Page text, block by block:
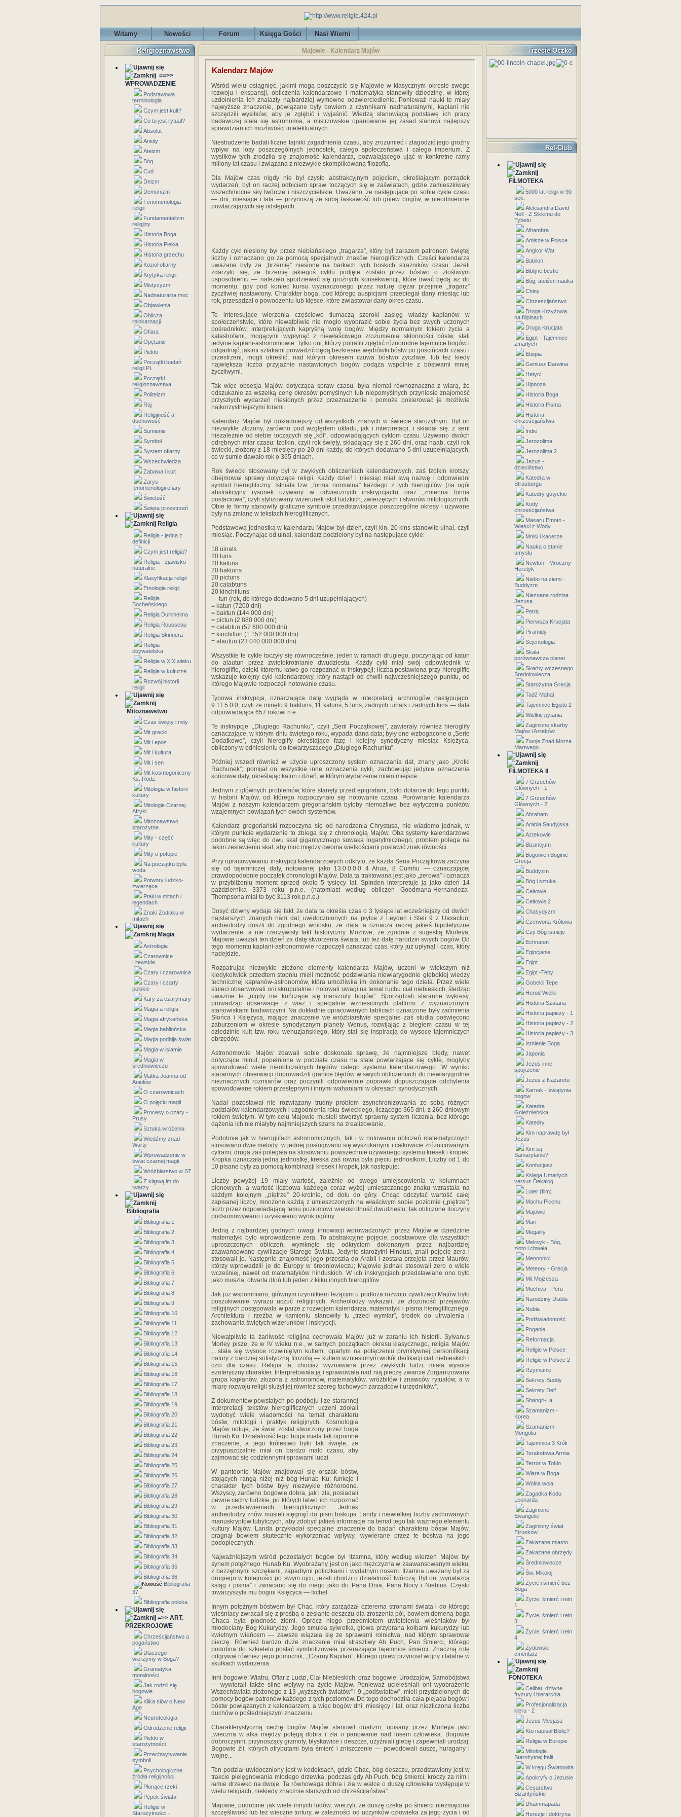
Witamy Nowości Forum Księga Gości Nasi Wierni
Religioznawstwo
==>>
WPROWADZENIE
Podstawowa
terminologia
Czym jest kult?
Co to jest rytuał?
Absolut
Anioły
Ateizm
Bóg
Cud
Deizm
Demonizm
Fenomenologia
religii
Fundamentalizm
religijny
Historia Boga
Historia Piekła
Historia grzechu
Kozioł ofiarny
Krytyka religii
Mistycyzm
Nadnaturalna moc
Objawienia
Oblicza
reinkarnacji
Ofiara
Opętanie
Piekło
Początki badań
religii PL
Początki
religioznawstwa
Politeizm
Raj
Religijność a
duchowość
Sumienie
Symbol
System ofiarny
Wszechwiedza
Zabawa i kult
Zarys
fenomenologii ofiary
Świetość
Święta przestrzeń
Religia
Religia - jedna z
definicji
Czym jest religia?
Religia - zjawisko
naturalne
Klasyfikacja religii
Etnologia religii
Religia
Bocheńskiego
Religia Durkheima
Religia Rousseau
Religia Skinnera
Religia
obywatelska
Religia w XIX wieku
Religia w kulturze
Rozwój historii
religii
Mitoznawstwo
Czas święty i mity
Mit grecki
Mit i epos
Mit i kultura
Mit i sen
Mit kosmogoniczny
Ks. Rodz.
Mitologia w historii
kultury
Mitologie Czarnej
Afryki
Mitoznawstwo
starożytne
Mity - część
kultury
Mity o potopie
Na początku była
woda
Potwory ludzko-
zwierzęce
Ptaki w mitach i
legendach
Znaki Zodiaku w
mitach
Magia
Astrologia
Czarownice
Litewskie
Czary i czarownice
Czary i czarty
polskie
Kary za czarymary
Magia a religia
Magia afrykańska
Magia babilońska
Magia podbija świat
Magia w islamie
Magia w
średniowieczu
Matka Joanna od
Aniołów
O czarownicach
O pojęciu magii
Procesy o czary -
Prusy
Sztuka wróżenia
Wiedźmy znad
Warty
Wprowadzenie w
świat czarnej magii
Wróżbiarstwo w ST
Z klątwą im do
twarzy
Bibliografia
Bibliografia 1
Bibliografia 2
Bibliografia 3
Bibliografia 4
Bibliografia 5
Bibliografia 6
Bibliografia 7
Bibliografia 8
Bibliografia 9
Bibliografia 10
Bibliografia 11
Bibliografia 12
Bibliografia 13
Bibliografia 14
Bibliografia 15
Bibliografia 16
Bibliografia 17
Bibliografia 18
Bibliografia 19
Bibliografia 20
Bibliografia 21
Bibliografia 22
Bibliografia 23
Bibliografia 24
Bibliografia 25
Bibliografia 26
Bibliografia 27
Bibliografia 28
Bibliografia 29
Bibliografia 30
Bibliografia 31
Bibliografia 32
Bibliografia 33
Bibliografia 34
Bibliografia 35
Bibliografia 36
Bibliografia
37
Bibliografia polska
=>> ART.
PRZEKROJOWE
Chrześcijaństwo a
pogaństwo
Dlaczego
wierzymy w Boga?
Gramatyka
moralności
Jak rodzili się
bogowie
Kilka słów o New
Age
Neuroteologia
Odrodzenie religii
Piekło w
starożytności
Przechwytywanie
symboli
Psychologiczne
źródła religijności
Płonące rzeki
Pępek świata
Religie w
Starożytności -
Majowie - Kalendarz Majów
Kalendarz Majów
Wśród wielu osiągnięć, jakimi mogą poszczycić się Majowie w klasycznym okresie swego
rozwoju i ekspansji, obliczenia kalendarzowe i matematyka stanowiły dziedzinę, w której
uzdolnienia ich znalazły najbardziej wymowne odzwierciedlenie. Ponieważ nauki te miały
najwyższe znaczenie, powiązane były bowiem z czynnikami nadnaturalnymi, kapłani nie
szczędzili wysiłków, aby je zgłębić i wyjaśnić. Wiedzą stanowiącą podstawę ich pracy
badawczej stała się astronomia, a mistrzowskie opanowanie jej zasad stanowi najlepszy
sprawdzian ich możliwości intelektualnych.
Niestrudzenie badali liczne tajniki zagadnienia czasu, aby zrozumieć i złagodzić jego groźny
wpływ na losy poszczególnych jednostek, całego społeczeństwa i całego imperium. Z
wysiłków tych zrodziła się znajomość kalendarza, pozwalającego ująć w konkretne ramy
miliony lat czasu i związana z niezwykle skomplikowaną filozofią.
Dla Majów czas nigdy nie był czysto abstrakcyjnym pojęciem, określającym porządek
wydarzeń; był on raczej odbiciem spraw toczących się w zaświatach, gdzie zamieszkiwały
wszechmocne siły twórcze i niszczycielskie. Uważano, że następujące po sobie cykle czasu
— dni, miesiące i lata — przynoszą ze sobą łaskawość lub gniew bogów, w nieodmiennie
powtarzających się odstępach.
Każdy cykl niesiony był przez niebiańskiego „tragarza”, który był zarazem patronem świętej
liczby i oznaczano go za pomocą specjalnych znaków hieroglificznych. Części kalendarza
uważane były za „brzemię” niesione na barkach tych boskich strażników czasu. Jeżeli
zdarzyło się, że brzemię jakiegoś cyklu podjęte zostało przez bóstwo o złośliwym
usposobieniu — należało spodziewać się groźnych konsekwencji, które trwać będą aż do
momentu, gdy pod koniec kursu wyznaczonego przez naturę ciężar przejmie „tragarz”
życzliwiej nastawiony. Charakter boga, pod którego auspicjami przebiegał dany miesiąc lub
rok, przesądzał o powodzeniu lub klęsce, które zwiastował dany okres czasu.
Te interesujące wierzenia częściowo tłumaczą szeroki zasięg władzy kapłanów w
społeczeństwie, które niewątpliwie nie mogło wyobrazić sobie życia bez swych uczonych
pośredników, interpretujących kapryśną wolę bogów. Między normalnym tokiem życia a
katastrofami, mogącymi wypłynąć z niewłaściwego zrozumienia skłonności bóstw, stali
jedynie kapłani-astronomowie. Tylko oni, którzy potrafili zgłębić różnorodne tajemnice bogów i
odgadnąć, jakimi szlakami prowadzić będą bezkresne wędrówki bóstw po gościńcach czasu i
przestrzeni, mogli określić, nad którym okresem czuwa bóstwo życzliwe, lub też kiedy
największa liczba przyjaźnie nastawionych bogów podąża wspólnie z bóstwami mniej
życzliwymi.
Tak więc obsesja Majów, dotycząca spraw czasu, była niemal równoznaczna z wiarą, że
odszukanie za wszelką cenę okresów pomyślnych lub niepomyślnych przyniesie znajomość
przyszłych wydarzeń niesionych przez przeznaczenie i pomoże pokierować je możliwie
najkorzystniejszymi torami.
Kalendarz Majów był dokładniejszy od wszystkich znanych w świecie starożytnym. Był on
niezwykle złożony, zarówno pod względem układu, jak i interpretacji, i składał się. z serii
niezależnie od siebie toczących się „kół”, odpowiadających cyklom czasu. Używano dwóch
odrębnych miar czasu: tzolkin, czyli rok święty, składający się z 260 dni, oraz haab, czyli rok
świecki, złożony z 18 miesięcy po 20 dni każdy, do których dodawano 5 dni uzupełniających,
co w sumie dawało rok o 365 dniach.
Rok świecki stosowany był w zwykłych obliczeniach kalendarzowych, zaś tzolkin krotszy,
obejmował sprawy dotyczące religii. Każdy dzień i miesiąc miał swą nazwę i odpowiedni
symbol hieroglificzny. Istniała tzw. „forma normalna” każdego z tych hieroglifów (na ogół
abstrakcyjny rysunek używany w odwiecznych inskrypcjach) oraz „zmienna forma
postaciowa”, czyli stylizowany wizerunek istot ludzkich, zwierzęcych i stworów mitologicznych.
Obie te formy stanowiły graficzne symbole przedstawiające poszczególne okresy i używane
były na zmianę w tekstach hieroglificznych.
Podstawową jednostką w kalendarzu Majów był dzień, czyli kin. 20 kins stanowiło uinal, czyli
miesiąc. Poczynając od uinal, kalendarz podzielony był na następujące cykle:
18 uinals
20 tuns
20 katuns
20 baktuns
20 pictuns
20 calabtuns
20 kinchiltuns
— tun (rok, do którego dodawano 5 dni uzupełniających)
= katun (7200 dni)
= baktun (144 000 dni)
= pictun (2 880 000 dni)
= calabtun (57 600 000 dni)
= kinchiltun (1 152 000 000 dni)
= alautun (23 040 000 000 dni)
Wszystkie te cykle toczyły się równocześnie, jeden w ramach drugiego, poczynając od katun
do alautun przez zwielokrotnianie dwudziestu. Każdy cykl miał swój odpowiednik w
hieroglifie, dzięki któremu łatwo go rozpoznać w inskrypcji; liczba postawiona przy hieroglifie
wskazuje kolejny cykl kalendarzowy, który nastąpił od chwili najwcześniejszego punktu, od
którego Majowie rozpoczęli notowanie czasu.
Typowa inskrypcja, oznaczająca datę wygląda w interpretacji archologów następująco:
9.11.5.0.0, czyli że minęło 9 baktuns, 11 katuns, 5 tuns, żadnych uinals i żadnych kins — data
odpowiadająca 657 rokowi n.e.
Te inskrypcje ,,Długiego Rachunku”, czyli „Serii Początkowej”, zawierały również hieroglify
oznaczające, w którym dniu świętego roku, wypada dana data; były one wzbogacone o „Serie
Dodatkowe”, czyli hieroglify określające fazę i kolejny synodyczny miesiąc Księżyca,
obliczony w odniesieniu do towarzyszącego „Długiego Rachunku”.
Później wszedł również w użycie uproszczony system oznaczania dat, znany jako „Krotki
Rachunek”; pomijał on wszystkie inne oznaczenia cykli, zachowując jedynie oznaczenia
końcowe daty, określając katun i dzień, w którym wydarzenie miało miejsce.
Jednym z głównych problemów, które stanęły przed epigrafami, było dotarcie do tego punktu
w historii Majów, od którego rozpoczynało się notowanie czasu. Porównanie kalendarza
Majów z naszym kalendarzem gregoriańskim byłoby niemożliwe bez wytyczenia punktów
wzajemnych powiązań tych dwóch systemów.
Kalendarz gregoriański rozpoczyna się od narodzenia Chrystusa, nie wiadomo jednak, w
którym punkcie wydarzenie to zbiega się z chronologią Majów. Oba systemy kalendarzowe
podobne są więc do dwu skal gigantycznego suwaka logarytmicznego; problem polega na
takim zestawieniu skal, aby moc między dwoma wielkościami postawić znak równości.
Przy opracowywaniu inskrypcji kalendarzowych odkryto, że każda Seria Początkowa zaczyna
się od tajemniczej daty, notowanej jako 13.0.0.0.0 4 Ahua, 8 Cumhu — oznaczającej
prawdopodobnie początek chronologii Majów. Data ta traktowana jest jako „zerowa” i oznacza
w przybliżeniu moment sprzed około 5 tysięcy lat. Spinden interpretuje ją jako dzień 14
października 3373 roku p.n.e. (natomiast według obliczeń Goodmana-Hernandeza-
Thompsona miał to być 3113 rok p.n.e.).
Dosyć dziwny wydaje się fakt, że data ta określa czas o 3 tysiące lat wcześniejszy od dwóch
najstarszych znanych nam dat, uwidocznionych na płytce z Leyden i Steli 9 z Uaxactun;
archeolodzy doszli do zgodnego wniosku, że data ta oznacza raczej jakieś hipotetyczne
wydarzenie, a nie rzeczywisty fakt historyczny. Możliwe, że zgodnie z sugestią Morleya,
Majowie uważali ten dzień za datę stworzenia świata, lub też datę narodzin swych bogów. Od
tego momentu kapłani-astronomowie rozpoczęli oznaczać czas, który już upłynął i czas, który
nadejdzie.
Rozpatrując niezwykle złożone elementy kalendarza Majów, uczeni w większym niż
kiedykolwiek przedtem stopniu mieli możność podziwiania niewiarygodnie głębokiej wiedzy
technicznej kapłanów-astronomów, która umożliwiła im dokonanie tego dzieła. Przez wiele
stuleci obserwowali oni skrupulatnie i notowali uwagi na temat ruchu ciał niebieskich, śledząc
uważnie te „nigdy nie kończące się marszruty bogów”. Sporządzali staranne wykresy,
prowadząc obserwacje z wież i specjalnie wzniesionych platform z wyznaczonymi
stanowiskami badawczymi. Na dokładnie opracowanych tablicach oznaczone były zaćmienia
Słońca i Księżyca, mające znaczenie we wróżbiarstwie specjalne zaś studia poświęcono
zaburzeniom w okresie synodycznym planety Wenus, rozwijając z biegiem czasu w tej
dziedzinie kult tzw. roku wenuzjańskiego, który stał się inspiracją do wysoce tajemniczych
obrzędów.
Astronomowie Majów zdawali sobie doskonale sprawę, że najmniejsze błędy, nawet
dotyczące minut, popełnione w podziale czasu na stale powtarzające się cykle, mogłyby
spowodować wiele nieobliczalnych błędów całego systemu kalendarzowego. W wyniku
starannych obserwacji doprowadzili granice błędów w swych obliczeniach do niewiarygodnie
nieznacznych rozmiarów oraz poczynili odpowiednie poprawki dopuszczające odchylenia
spowodowane rokiem przestępnym i innymi wahaniami w okresach synodycznych.
Nadal pozostawał nie rozwiązany trudny problem zsynchronizowania ze sobą różnych
podziałów kalendarzowych i uzgodnienia roku świeckiego, liczącego 365 dni, z 260-dniowym
rokiem świętym. W tym celu Majowie musieli stworzyć sprawny system liczenia, bez którego
dążenia ich nie miałyby najmniejszych szans na zrealizowanie.
Podobnie jak w hieroglifach astronomicznych, tak i w notowaniu obliczeń matematycznych
stosowano dwie metody: w jednej posługiwano się wyszukanymi i całkowicie zróżnicowanymi
cyframi, druga zaś polegała na stosowaniu powszechnie używanego systemu kresek i kropek.
Kropka oznaczała jedną jednostkę, kreska zaś rowna była pięciu jednostkom. Liczby od 1 do
10 pisane były za pomocą kombinacji kresek i kropek, jak następuje:
Liczby powyżej 19 miały wartość, zależnie od swego umiejscowienia w kolumnach
pionowych, a wartość liczbowa każdego coraz wyżej umieszczanego znaku wzrastała na
każdym kolejnym ,,piętrze” 20-krotnie, od dołu do góry. Chcąc odczytać wartość całej
zapisanej liczby, mnożono każdą z umieszczonych na właściwym sobie poziomie („piętrze”)
liczb przez odpowiadającą temu poziomowi wielokrotność dwudziestu; tak obliczone iloczyny
podsumowywano i uzyskiwano wynik ogólny.
Jedną z najbardziej godnych uwagi innowacji wprowadzonych przez Majów w dziedzinie
matematyki było wprowadzenie zera. To abstrakcyjne pojęcie, podstawowe dla wszystkich
uproszczonych obliczeń, wymknęło się odkryciom dokonanym przez najbardziej
zaawansowane cywilizacje Starego Świata. Jedynie starożytni Hindusi, znali pojęcie zera i
stosowali je. Następnie znajomość jego przeszła do Arabii i została przejęta przez Maurów,
którzy wprowadzili je do Europy w średniowieczu; Majowie jednak stosowali zero o wiele
wcześniej, nawet od matematyków hinduskich. W ich inskrypcjach przedstawiane ono było
jako muszla, otwarta dłoń lub jeden z kilku innych hieroglifów.
Jak już wspomniano, głównym czynnikiem leżącym u podłoża rozwoju cywilizacji Majów było
poszukiwanie wyrazu uczuć religijnych. Archeolodzy wykazali, że złożoność przejawów
religijnych postępowała w parze z rozwojem kalendarza, matematyki i pisma hieroglificznego.
Architektura i rzeźba w kamieniu stanowiły tu „trzeci wymiar”, środek do utrwalenia i
zachowania świętych wizerunków i inskrypcji.
Niewątpliwie ta żarliwość religijna cechowała Majów już w zaraniu ich historii. Sylvanus
Morley pisze, że w IV wieku n.e., w samych początkach okresu klasycznego, religia Majów
„...stała się wysoce rozwiniętym kultem, opartym na połączeniu prymitywnej personifikacji
natury z bardziej sofistyczną filozofią — kultem wzniesionym wokół deifikacji ciał niebieskich i
czci dla czasu. Religia ta, chociaż wyznawana przez zwykłych ludzi, miała wysoce
ezoteryczny charakter. Interpretowała ją i sprawowała nad nią pieczę zwarcie Zorganizowana
grupa kapłanów, złożona z astronomów, matematyków, wróżbitów i znawców rytuałów, a w
miarę rozwoju religii służył jej również szereg fachowych zarządców i urzędników”.
Z dokumentów powstałych po podboju i ze starannej
interpretacji tekstów hieroglificznych uczeni zdołali
wydobyć wiele wiadomości na temat charakteru
bóstw, mitologii i praktyk religijnych. Kosmologia
Majów notuje, że świat został stworzony przez boga
Hunab Ku. Działalność tego boga miała tak ogromne
znaczenie, a jego królestwo było tak święte, że
przypuszczalnie miał on bardzo mało czasu, aby
zajmować się codziennymi sprawami ludzi.
W panteonie Majów znajdował się orszak bóstw,
stojących rangą niżej niż bóg Hunab Ku; funkcje i
charakter tych bóstw były niezwykle różnorodne.
Wszyscy, zarówno bogowie dobra, jak i zła, posiadali
pewne cechy ludzkie, po których łatwo ich rozpoznać
w przedstawieniach hieroglificznych. Jednak
archeolodzy znów musieli sięgnąć do pism biskupa Landy i niewielkiej liczby zachowanych
manuskryptów tubylczych, aby zdobyć jakieś informacje na temat tego tak ważnego elementu
kultury Majów. Landa przykładał specjalne znaczenie do badań charakteru bóstw Majów,
pragnął bowiem skutecznie wykorzeniać wpływy, wywierane przez te bóstwa na jego
podopiecznych.
Najważniejszym wśród pozostałych bogów był Itzamna, który według wierzeń Majów był
synem potężnego Hunab Ku. Wyobrażany jest on jako mężczyzna w zaawansowanym wieku,
z bezzębnymi szczękami, zapadłymi policzkami i wydatnym nosem. Itzamna uważany był za
drugiego w kolejności po swym ojcu, jeżeli chodzi o działalność twórczą. Był on „wynalazcą
ksiąg i pisma” i zwracano się do niego jako do Pana Dnia, Pana Nocy i Niebios. Często
towarzyszyła mu bogini Księżyca — Ixchel.
Innym potężnym bóstwem był Chac, który zarządzał czterema stronami świata i do którego
wieśniacy zwracali się z prośbą o zesłanie deszczu dla zroszenia pól, bowiem domeną boga
Chaca była płodność ziemi. Oprócz niego przedmiotem uwielbienia wieśniaków był
młodociany Bog Kukurydzy. Jego smukła sylwetka, głowa przybrana kolbami kukurydzy lub
kwietnym wieńcem — zawsze wiązała się ze sprawami rolnictwa, nad którym sprawował
pieczę. Również bardzo duże znaczenie miał straszliwy Ah Puch, Pan Śmierci, którego
podobna do szkieletu postać symbolizowała przerażające tajemnice śmierci. Znaczną rolę
odgrywał również jego pomocnik, ,,Czarny Kapitan”, którego gniew przynosił wojny i fatalne w
skutkach wydarzenia.
Inni bogowie: Wiatru, Ofiar z Ludzi, Ciał Niebieskich; oraz bogowie: Urodzajów, Samobójstwa
— wywierali także silne wpływy na życie Majów. Ponieważ ucieleśniali oni wyobrażenie
Wszechświata złożonego z 13 „wyższych światów” i 9 „podświatów”, mieli przydzielonych do
pomocy bogów-patronów każdego z tych poziomów. Do tego dochodziła cała plejada bogów i
bóstw powiązanych z kalendarzem, a więc bogów dni, miesięcy i lat, oraz niezliczona liczba
duchów o pośledniejszym znaczeniu.
Charakterystyczną cechę bogów Majów stanowił dualizm, opisany przez Morleya jako
„wieczna w alka między potęgą dobra i zła o panowanie nad losem człowieka. Bogowie
dobroczynni, przynoszący grzmoty, błyskawice i deszcze, użyźniali glebę i zapewniali urodzaj.
Bogowie źli, których atrybutami była śmierć i zniszczenie — powodowali suszę, huragany i
wojnę...
Ten podział uwidoczniony jest w kodeksach, gdzie Chac, bóg deszczu, przedstawiony jest w
trakcie pielęgnowania młodego drzewka, podczas gdy Ah Puch, bóg śmierci, kroczy za nim i
łamie drzewko na dwoje. Ta równowaga dobra i zła w walce o duszę człowieka występuje w
wielu religiach, niekiedy znacznie starszych od chrześcijaństwa”.
Majowie, podobnie jak wiele innych ludów, wierzyli, że duszę czeka po śmierci niezmącona
szczęśliwość lub też wieczne tortury, w zależności od uczynków człowieka za jego życia i od
Trzecie Oczko
Rel-Club
FILMOTEKA
5000 lat religii w 90
sek.
Aleksandra David
Nell - Z Sikkimu do
Tybetu
Alhambra
Amisze w Polsce
Angkor Wat
Babilon
Biblijne bestie
Bóg, ateiści i nauka
Chiny
Chrześcijaństwo
Droga Krzyżowa
na filipinach
Druga Krucjata
Egipt - Tajemnice
zmarłych
Etiopia
Geniusz Darwina
Hetyci
Hipnoza
Historia Boga
Historia Pisma
Historia
chrześcijaństwa
Indie
Jerozolima
Jerozolima 2
Jezus -
dzieciństwo
Katedra w
Strasburgu
Katedry gotyckie
Kody
chrześcijaństwa
Masaru Emoto -
Wieści z Wody
Mnisi i kacerze
Nauka o stanie
umyslu
Newton - Mroczny
Heretyk
Niebo na ziemi -
Buddyzm
Nieznana rodzina
Jezusa
Petra
Pierwsza Krucjata
Piramidy
Scjentologia
Skala
porównawcza planet
Skarby wczesnego
Średniowiecza
Starożytna Grecja
Tadź Mahal
Tajemnice Egiptu 2
Wielkie pytania
Zaginione skarby
Majów i Azteków
Zwoje Znad Morza
Martwego
FILMOTEKA II
7 Grzechów
Głównych - 1
7 Grzechów
Głównych - 2
Abraham
Arabia Saudyjska
Aztekowie
Bizancjum
Bogowie i Boginie -
Grecja
Buddyzm
Bóg i sztuka
Celtowie
Celtowie 2
Chasydyzm
Czerwona Królowa
Czy Bóg istnieje
Echnaton
Egipcjanie
Egipt
Egipt -Teby
Gobekli Tepe
Herod Wielki
Historia Szatana
Historia papieży - 1
Historia papieży - 2
Historia papieży - 3
Istnienie Boga
Japonia
Jezus inne
spojrzenie
Jezus z Nazaretu
Karnak - świątynia
bogów
Katedra
Gnieźnieńska
Katedry
Kim naprawdę był
Jezus
Kim są
Samarytanie?
Konfucjusz
Księga Umarłych
versus Dekalog
Luter (film)
Machu Picchu
Majowie
Mari
Megality
Meksyk - Bóg,
złoto i chwała
Mennonici
Meteory - Grecja
Mit Mojżesza
Mochica - Peru
Narodziny Diabła
Nubia
Podświadomość
Poganie
Reformacja
Religie w Polsce
Religie w Polsce 2
Rzymianie
Sekrety Buddy
Sekrety Delf
Shangri-La
Szamanizm -
Korea
Szamanizm -
Mongolia
Tajemnica 3 Króli
Terakotowa Armia
Terror w Tokio
Wiara w Boga
Wolna wola
Zagadka Kodu
Leonarda
Zaginione
Ewangelie
Zaginiony świat
Etrusków
Zakazane miasto
Zakazane obrzędy
Średniowiecze
Św. Mikołaj
Życie i śmierć bez
Boga
Życie, śmierć i rein
1
Życie, śmierć i rein
3
Życie, śmierć i rein
4
Żydowski
cmentarz
FONOTEKA
Celibat, dziwne
fryzury i hierarchia
Profesjonalizacja
kleru - 2
Jezus Mesjasz
Kto napisał Biblię?
Religia w Europie
Mitologia
Starożytnej Italii
W kręgu Światowita
Apokryfy o Jezusie
Cesarstwo
Bizantyńskie
Dhammapada
Herezje i doktryna